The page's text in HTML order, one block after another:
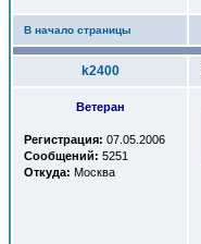
В начало страницы
k2400
Ветеран
Регистрация: 07.05.2006
Сообщений: 5251
Откуда: Москва